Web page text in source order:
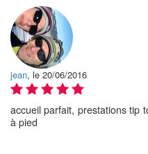
jean, le 20/06/2016
accueil parfait, prestations tip
à pied